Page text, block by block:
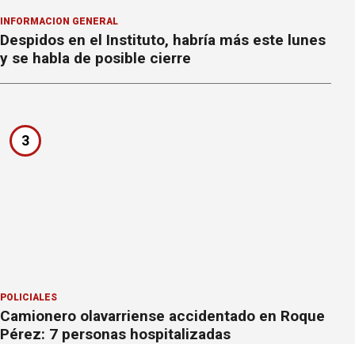
INFORMACION GENERAL
Despidos en el Instituto, habría más este lunes
y se habla de posible cierre
3
POLICIALES
Camionero olavarriense accidentado en Roque
Pérez: 7 personas hospitalizadas